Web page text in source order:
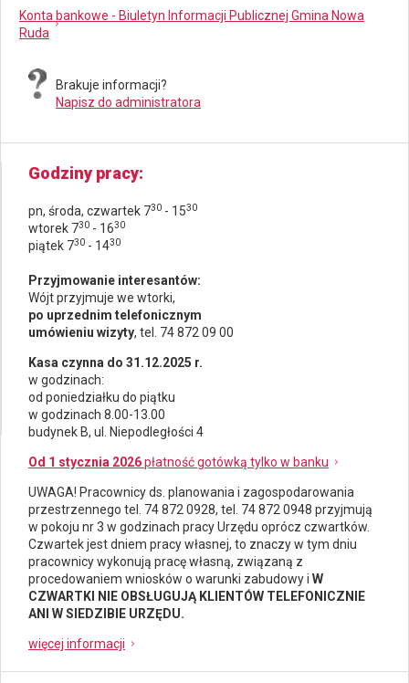
Konta bankowe - Biuletyn Informacji Publicznej Gmina Nowa
Ruda
Brakuje informacji?
Napisz do administratora
Godziny pracy
pn, środa, czwartek 730 - 1530
wtorek 730 - 1630
piątek 730 - 1430
Przyjmowanie interesantów:
Wójt przyjmuje we wtorki,
po uprzednim telefonicznym
umówieniu wizyty, tel. 74 872 09 00
Kasa czynna do 31.12.2025 r.
w godzinach:
od poniedziałku do piątku
w godzinach 8.00-13.00
budynek B, ul. Niepodległości 4
Od 1 stycznia 2026płatność gotówką tylko w banku
UWAGA! Pracownicy ds. planowania i zagospodarowania
przestrzennego tel. 74 872 0928, tel. 74 872 0948 przyjmują
w pokoju nr 3 w godzinach pracy Urzędu oprócz czwartków.
Czwartek jest dniem pracy własnej, to znaczy w tym dniu
pracownicy wykonują pracę własną, związaną z
procedowaniem wniosków o warunki zabudowy i W
CZWARTKI NIE OBSŁUGUJĄ KLIENTÓW TELEFONICZNIE
ANI W SIEDZIBIE URZĘDU.
więcej informacji